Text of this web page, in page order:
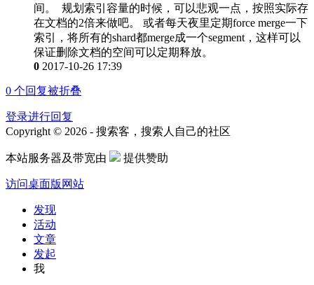
间。 规划索引容量的时候，可以悲观一点，按照实际存
在文档的2倍来做吧。 或者每天夜里定期force merge一下
索引，将所有的shard都merge成一个segment，这样可以
保证删除文档的空间可以定期释放。
0 2017-10-26 17:39
0 个回复被折叠
登录进行回复
Copyright © 2026 - 搜索客，搜索人自己的社区
本站服务器及带宽由 提供赞助
访问桌面版网站
发现
活动
文章
发起
我